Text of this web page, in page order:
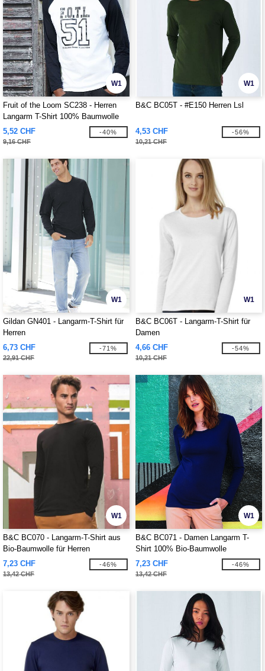
W1
Fruit of the Loom SC238 - Herren
Langarm T-Shirt 100% Baumwolle
5,52 CHF
9,16 CHF
-40%
W1
B&C BC05T - #E150 Herren Lsl
4,53 CHF
10,21 CHF
-56%
W1
Gildan GN401 - Langarm-T-Shirt für
Herren
6,73 CHF
22,91 CHF
-71%
W1
B&C BC06T - Langarm-T-Shirt für
Damen
4,66 CHF
10,21 CHF
-54%
W1
B&C BC070 - Langarm-T-Shirt aus
Bio-Baumwolle für Herren
7,23 CHF
13,42 CHF
-46%
W1
B&C BC071 - Damen Langarm T-
Shirt 100% Bio-Baumwolle
7,23 CHF
13,42 CHF
-46%